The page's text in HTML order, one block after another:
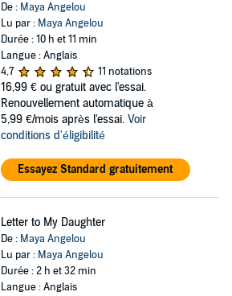
De : Maya Angelou
Lu par : Maya Angelou
Durée : 10 h et 11 min
Langue : Anglais
4,7
11 notations
16,99 € ou gratuit avec l'essai.
Renouvellement automatique à
5,99 €/mois après l'essai. Voir
conditions d'éligibilité
Essayez Standard gratuitement
Letter to My Daughter
De : Maya Angelou
Lu par : Maya Angelou
Durée : 2 h et 32 min
Langue : Anglais